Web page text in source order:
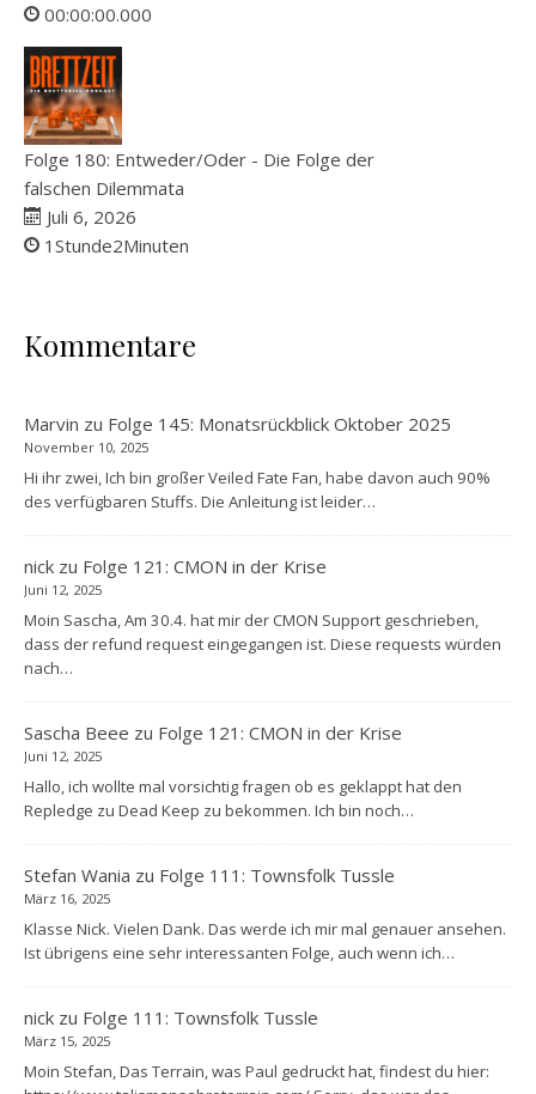
00:00:00.000
Folge 180: Entweder/Oder - Die Folge der
falschen Dilemmata
Juli 6, 2026
1Stunde2Minuten
Kommentare
Marvin zu Folge 145: Monatsrückblick Oktober 2025
November 10, 2025
Hi ihr zwei, Ich bin großer Veiled Fate Fan, habe davon auch 90%
des verfügbaren Stuffs. Die Anleitung ist leider…
nick zu Folge 121: CMON in der Krise
Juni 12, 2025
Moin Sascha, Am 30.4. hat mir der CMON Support geschrieben,
dass der refund request eingegangen ist. Diese requests würden
nach…
Sascha Beee zu Folge 121: CMON in der Krise
Juni 12, 2025
Hallo, ich wollte mal vorsichtig fragen ob es geklappt hat den
Repledge zu Dead Keep zu bekommen. Ich bin noch…
Stefan Wania zu Folge 111: Townsfolk Tussle
März 16, 2025
Klasse Nick. Vielen Dank. Das werde ich mir mal genauer ansehen.
Ist übrigens eine sehr interessanten Folge, auch wenn ich…
nick zu Folge 111: Townsfolk Tussle
März 15, 2025
Moin Stefan, Das Terrain, was Paul gedruckt hat, findest du hier: